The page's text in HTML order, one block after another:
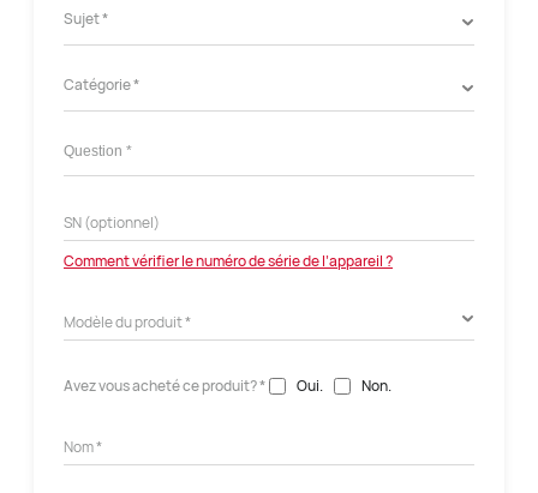
Sujet *
Catégorie *
Comment vérifier le numéro de série de l’appareil ?
Avez vous acheté ce produit? * Oui. Non.